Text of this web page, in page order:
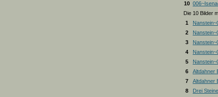
10
Die 10 Bilder
1
2
3
4
5
6
Altdahner
7
Altdahner
8
Drei